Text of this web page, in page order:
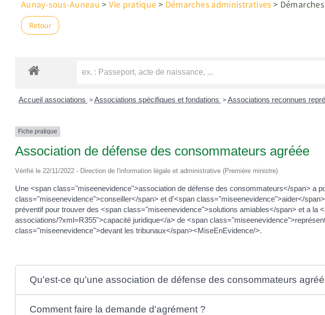
Aunay-sous-Auneau >Vie pratique > Démarches administratives >
Retour
Accueil associations > Associations spécifiques et fondations > Associations reconnues
Fiche pratique
Association de défense des consommateurs agréée
Vérifié le 22/11/2022 - Direction de l'information légale et administrative (Première ministre)
Une <span class="miseenevidence">association de défense des consommateurs</span> a
class="miseenevidence">conseiller</span> et d'<span class="miseenevidence">aider</
préventif pour trouver des <span class="miseenevidence">solutions amiables</span> et a
associations/?xml=R355">capacité juridique</a> de <span
class="miseenevidence">devant les tribunaux</span><MiseEnEvidence/>.
Qu'est-ce qu'une association de défense des consommateurs
Comment faire la demande d'agrément ?